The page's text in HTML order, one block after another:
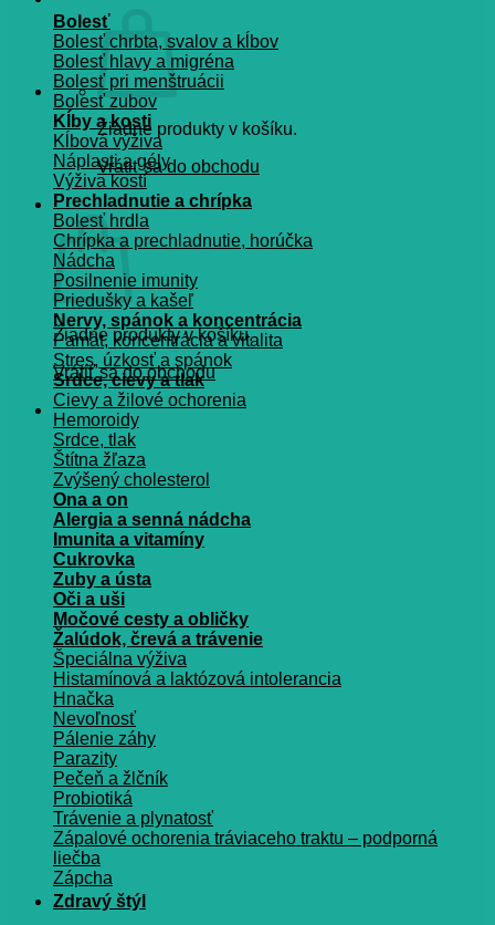
Žiadne produkty v košíku.
Vrátiť sa do obchodu
Košík
Žiadne produkty v košíku.
Vrátiť sa do obchodu
Bolesť
Bolesť chrbta, svalov a kĺbov
Bolesť hlavy a migréna
Bolesť pri menštruácii
Bolesť zubov
Kĺby a kosti
Kĺbová výživa
Náplasti a gély
Výživa kostí
Prechladnutie a chrípka
Bolesť hrdla
Chrípka a prechladnutie, horúčka
Nádcha
Posilnenie imunity
Priedušky a kašeľ
Nervy, spánok a koncentrácia
Pamät, koncentrácia a vitalita
Stres, úzkosť a spánok
Srdce, cievy a tlak
Cievy a žilové ochorenia
Hemoroidy
Srdce, tlak
Štítna žľaza
Zvýšený cholesterol
Ona a on
Alergia a senná nádcha
Imunita a vitamíny
Cukrovka
Zuby a ústa
Oči a uši
Močové cesty a obličky
Žalúdok, črevá a trávenie
Špeciálna výživa
Histamínová a laktózová intolerancia
Hnačka
Nevoľnosť
Pálenie záhy
Parazity
Pečeň a žlčník
Probiotiká
Trávenie a plynatosť
Zápalové ochorenia tráviaceho traktu – podporná
liečba
Zápcha
Zdravý štýl